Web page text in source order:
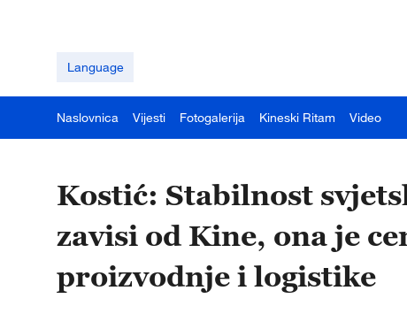
Language
Naslovnica Vijesti Fotogalerija Kineski Ritam Video
Kostić: Stabilnost
zavisi od Kine, ona je
proizvodnje i logistike